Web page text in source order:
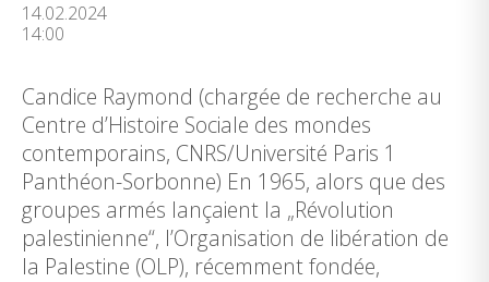
14.02.2024
14:00
Candice Raymond (chargée de recherche au
Centre d’Histoire Sociale des mondes
contemporains, CNRS/Université Paris 1
Panthéon-Sorbonne) En 1965, alors que des
groupes armés lançaient la „Révolution
palestinienne“, l’Organisation de libération de
la Palestine (OLP), récemment fondée,